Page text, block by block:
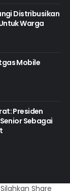
Distribusikan
Warga
Mobile
Presiden
Sebagai